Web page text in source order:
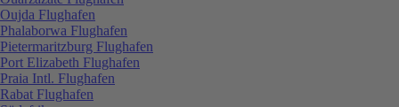
Oujda Flughafen
Phalaborwa Flughafen
Pietermaritzburg Flughafen
Port Elizabeth Flughafen
Praia Intl. Flughafen
Rabat Flughafen